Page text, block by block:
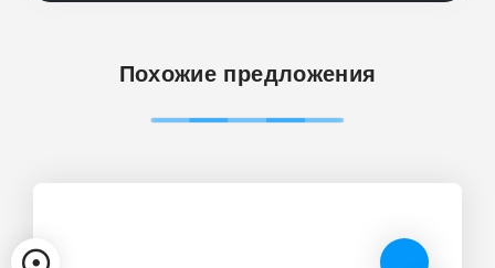
Похожие предложения